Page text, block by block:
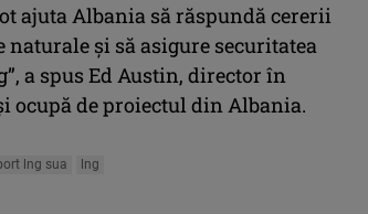
ajuta Albania să răspundă cererii
naturale și să asigure securitatea
a spus Ed Austin, director în
ocupă de proiectul din Albania.
lng sua lng